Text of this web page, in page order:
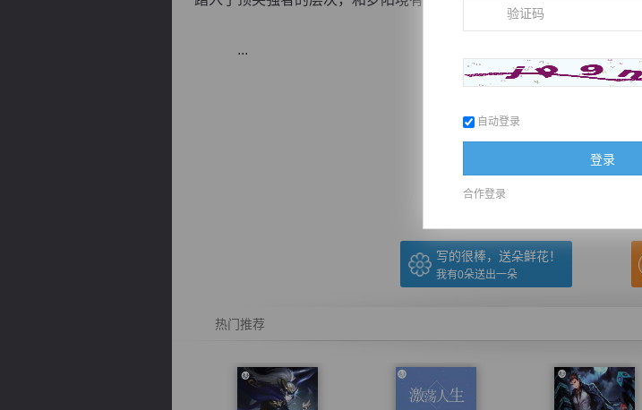
...
（← 快捷键 上一章 回目录
写的很棒，送朵鲜花！
我有0朵送出一朵
热门推荐
自动登录
登录
合作登录